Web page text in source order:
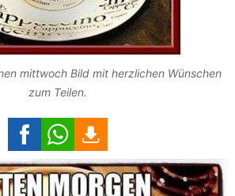
mittwoch Bild mit herzlichen Wünschen
zum Teilen.